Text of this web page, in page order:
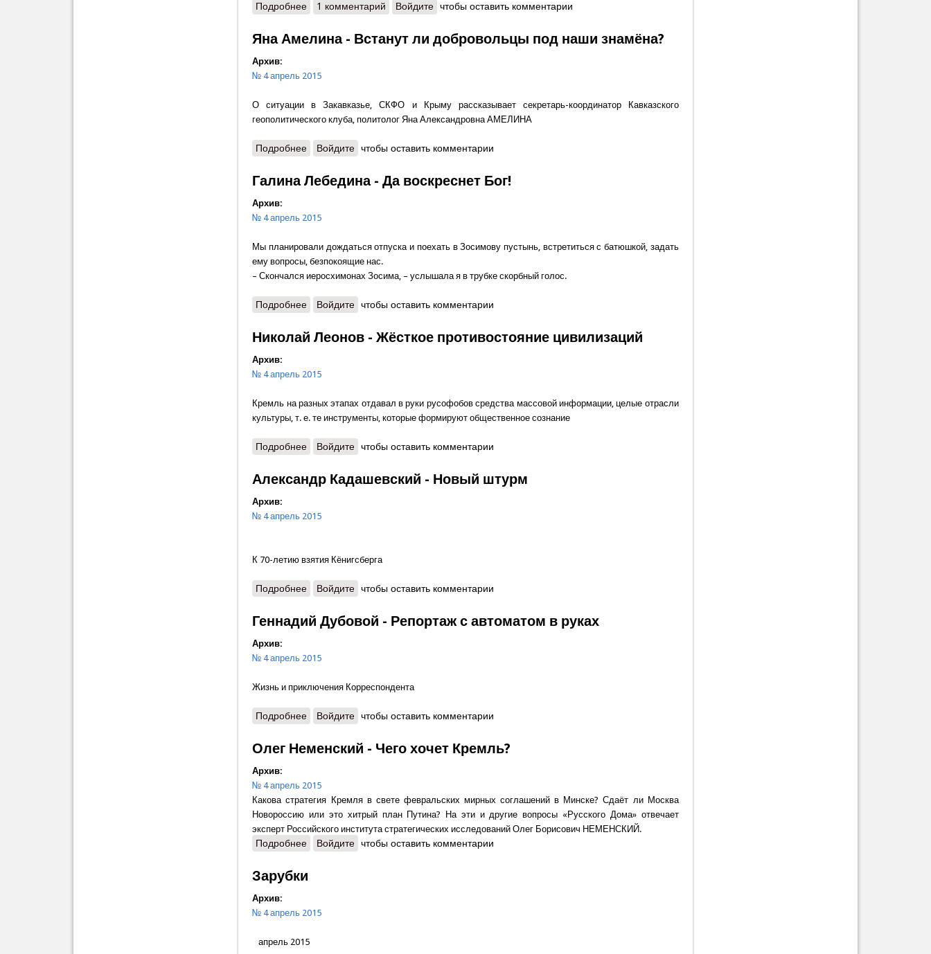
Подробнее о Протоиерей Александр Шаргунов - Мы на пути не к смерти, а к жизни
1 комментарий Войдите чтобы оставить комментарии
Яна Амелина - Встанут ли добровольцы под наши знамёна?
Архив:
№ 4 апрель 2015
О ситуации в Закавказье, СКФО и Крыму рассказывает секретарь-координатор Кавказского
геополитического клуба, политолог Яна Александровна АМЕЛИНА
Подробнее о Яна Амелина - Встанут ли добровольцы под наши знамёна?
Войдите чтобы оставить комментарии
Галина Лебедина - Да воскреснет Бог!
Архив:
№ 4 апрель 2015
Мы планировали дождаться отпуска и поехать в Зосимову пустынь, встретиться с батюшкой, задать
ему вопросы, безпокоящие нас.
– Скончался иеросхимонах Зосима, – услышала я в трубке скорбный голос.
Подробнее о Галина Лебедина - Да воскреснет Бог!
Войдите чтобы оставить комментарии
Николай Леонов - Жёсткое противостояние цивилизаций
Архив:
№ 4 апрель 2015
Кремль на разных этапах отдавал в руки русофобов средства массовой информации, целые отрасли
культуры, т. е. те инструменты, которые формируют общественное сознание
Подробнее о Николай Леонов - Жёсткое противостояние цивилизаций
Войдите чтобы оставить комментарии
Александр Кадашевский - Новый штурм
Архив:
№ 4 апрель 2015
К 70-летию взятия Кёнигсберга
Подробнее о Александр Кадашевский - Новый штурм
Войдите чтобы оставить комментарии
Геннадий Дубовой - Репортаж с автоматом в руках
Архив:
№ 4 апрель 2015
Жизнь и приключения Корреспондента
Подробнее о Геннадий Дубовой - Репортаж с автоматом в руках
Войдите чтобы оставить комментарии
Олег Неменский - Чего хочет Кремль?
Архив:
№ 4 апрель 2015
Какова стратегия Кремля в свете февральских мирных соглашений в Минске? Сдаёт ли Москва
Новороссию или это хитрый план Путина? На эти и другие вопросы «Русского Дома» отвечает
эксперт Российского института стратегических исследований Олег Борисович НЕМЕНСКИЙ.
Подробнее о Олег Неменский - Чего хочет Кремль?
Войдите чтобы оставить комментарии
Зарубки
Архив:
№ 4 апрель 2015
апрель 2015